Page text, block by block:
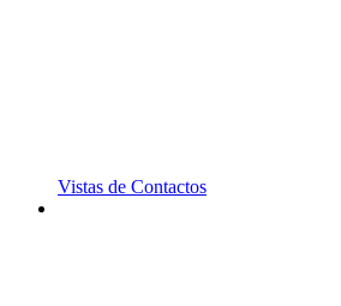
Vistas de Contactos